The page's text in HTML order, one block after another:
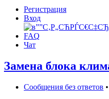
Регистрация
Вход
FAQ
Чат
Замена блока
Сообщения без ответов •